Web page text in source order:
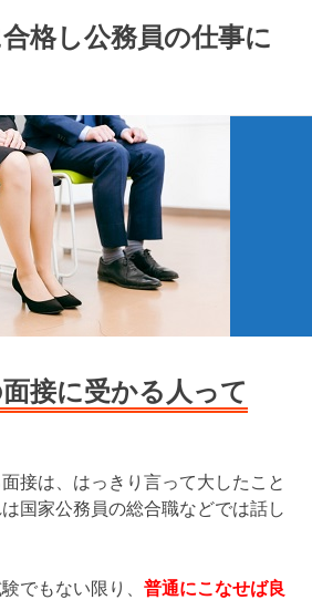
格し公務員の仕事に
接に受かる人って
接は、はっきり言って大したこと
国家公務員の総合職などでは話し
でもない限り、 普通にこなせば良